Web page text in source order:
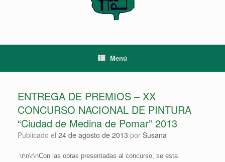
Menú
ENTREGA DE PREMIOS – XX
CONCURSO NACIONAL DE PINTURA
“Ciudad de Medina de Pomar” 2013
Publicado el 24 de agosto de 2013 por Susana
\r\n\r\nCon las obras presentadas al concurso, se esta